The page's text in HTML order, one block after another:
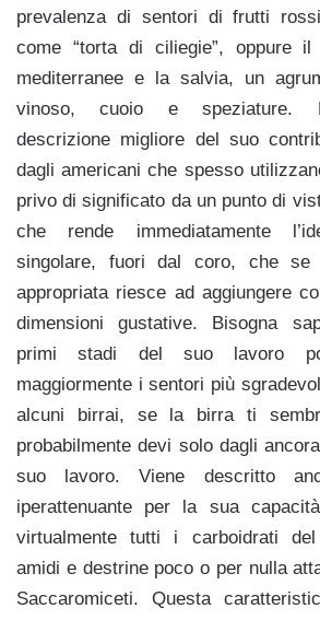
prevalenza di sentori di frutti
come “torta di ciliegie”, oppure
mediterranee e la salvia, un
vinoso, cuoio e speziature.
descrizione migliore del suo
dagli americani che spesso
privo di significato da un punto di
che rende immediatamente
singolare, fuori dal coro, che se
appropriata riesce ad aggiungere
dimensioni gustative. Bisogna
primi stadi del suo lavoro
maggiormente i sentori più
alcuni birrai, se la birra ti
probabilmente devi solo dagli
suo lavoro. Viene descritto
iperattenuante per la sua
virtualmente tutti i carboidrati
amidi e destrine poco o per nulla
Saccaromiceti. Questa